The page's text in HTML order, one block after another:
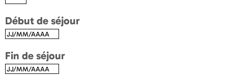
Début de séjour
Fin de séjour